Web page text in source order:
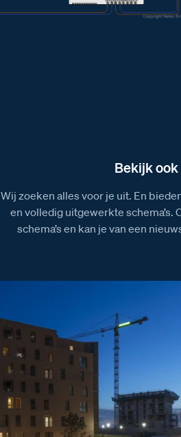
Bekijk
Wij zoeken alles voor je uit. En
en volledig uitgewerkte schema’s.
schema’s en kan je van een